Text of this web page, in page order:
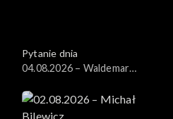
Pytanie dnia
04.08.2026 – Waldemar